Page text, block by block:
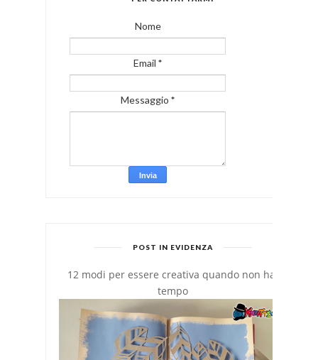
Nome
Email *
Messaggio *
POST IN EVIDENZA
12 modi per essere creativa quando non hai
tempo